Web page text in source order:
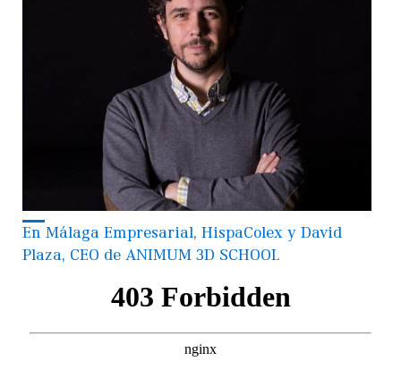
En Málaga Empresarial, HispaColex y David
Plaza, CEO de ANIMUM 3D SCHOOL